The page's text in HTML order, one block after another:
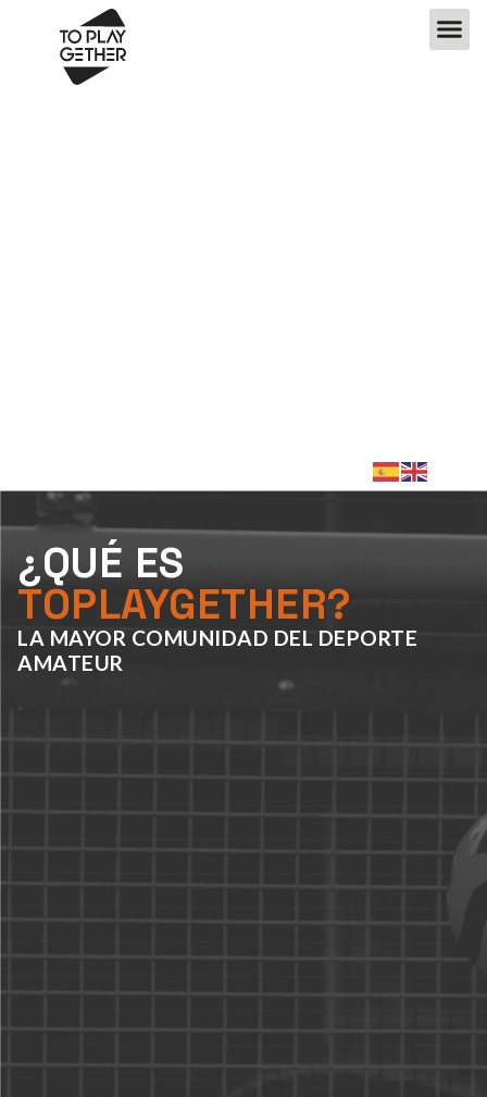
¿QUÉ ES
TOPLAYGETHER?
LA MAYOR COMUNIDAD DEL DEPORTE
AMATEUR